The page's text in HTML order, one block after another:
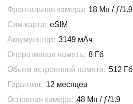
Фронтальная камера: 18 Мп / ƒ/1.9
Сим карта: eSIM
Аккумулятор: 3149 мАч
Оперативная память: 8 Гб
Объем встроенной памяти: 512 Гб
Гарантия: 12 месяцев
Основная камера: 48 Мп / ƒ/1.9